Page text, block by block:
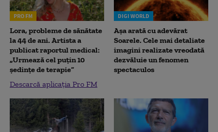
PRO FM
Lora, probleme de sănătate
la 44 de ani. Artista a
publicat raportul medical:
„Urmează cel puțin 10
ședințe de terapie”
Descarcă aplicația Pro FM
DIGI WORLD
Așa arată cu adevărat
Soarele. Cele mai detaliate
imagini realizate vreodată
dezvăluie un fenomen
spectaculos